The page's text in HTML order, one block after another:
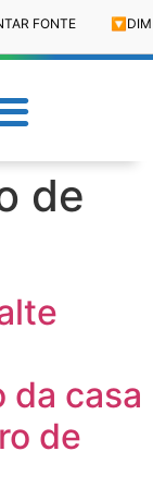
FONTE 🔽
de
da casa
de